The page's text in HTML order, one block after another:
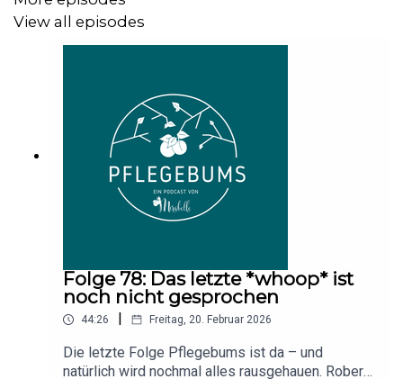
View all episodes
Folge 78: Das letzte *whoop* ist
noch nicht gesprochen
44:26 | Freitag, 20. Februar 2026
Die letzte Folge Pflegebums ist da – und
natürlich wird nochmal alles rausgehauen. Robert